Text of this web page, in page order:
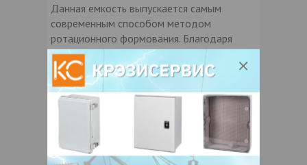
Данная емкость выпускается самым
современным способом методом
ротационного формования. Благодаря
этому, вся продукция монолитная и без
швов. Стенка по всех частях продукта
одинаковой толщины (до 10 мм). Данные
емкости имеют гигиенический сертификат,
сертификат соответствия и могут
использоваться в диапазоне температур
от -50 до +50 град. для контакта с
питьевой водой, пищевыми продуктами